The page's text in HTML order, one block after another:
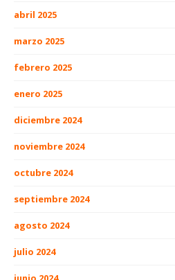
abril 2025
marzo 2025
febrero 2025
enero 2025
diciembre 2024
noviembre 2024
octubre 2024
septiembre 2024
agosto 2024
julio 2024